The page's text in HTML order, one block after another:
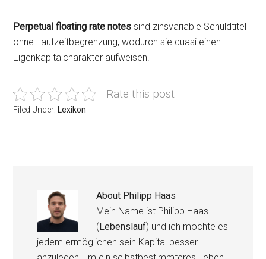
Perpetual floating rate notes sind zinsvariable Schuldtitel
ohne Laufzeitbegrenzung, wodurch sie quasi einen
Eigenkapitalcharakter aufweisen.
Rate this post
Filed Under: Lexikon
About Philipp Haas
Mein Name ist Philipp Haas
(Lebenslauf) und ich möchte es
jedem ermöglichen sein Kapital besser